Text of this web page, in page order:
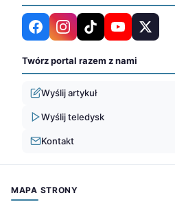
Twórz portal razem z nami
Wyślij artykuł
Wyślij teledysk
Kontakt
MAPA STRONY